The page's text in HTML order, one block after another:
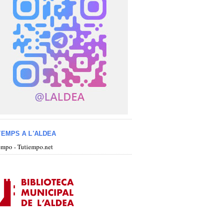
A L'ALDEA
- Tutiempo.net